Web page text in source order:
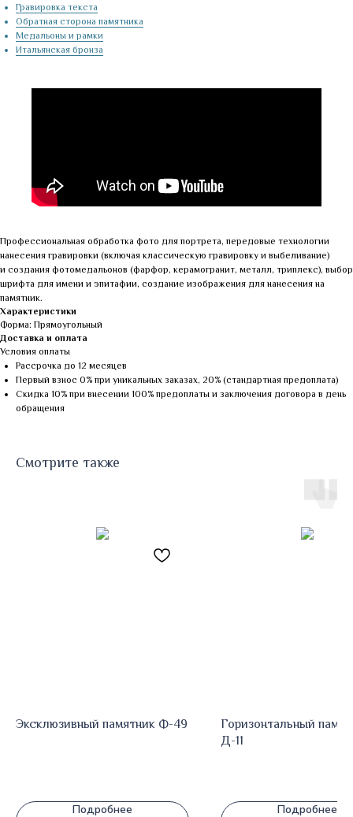
Гравировка текста
Обратная сторона памятника
Медальоны и рамки
Итальянская бронза
Профессиональная обработка фото для портрета, передовые технологии
нанесения гравировки (включая классическую гравировку и выбеливание)
и создания фотомедальонов (фарфор, керамогранит, металл, триплекс), выбор
шрифта для имени и эпитафии, создание изображения для нанесения на
памятник.
Характеристики
Форма: Прямоугольный
Доставка и оплата
Условия оплаты
Рассрочка до 12 месяцев
Первый взнос 0% при уникальных заказах, 20% (стандартная предоплата)
Скидка 10% при внесении 100% предоплаты и заключения договора в день
обращения
Смотрите также
Эксклюзивный памятник Ф-49
Подробнее
Горизонтальный
Д-11
Подробнее